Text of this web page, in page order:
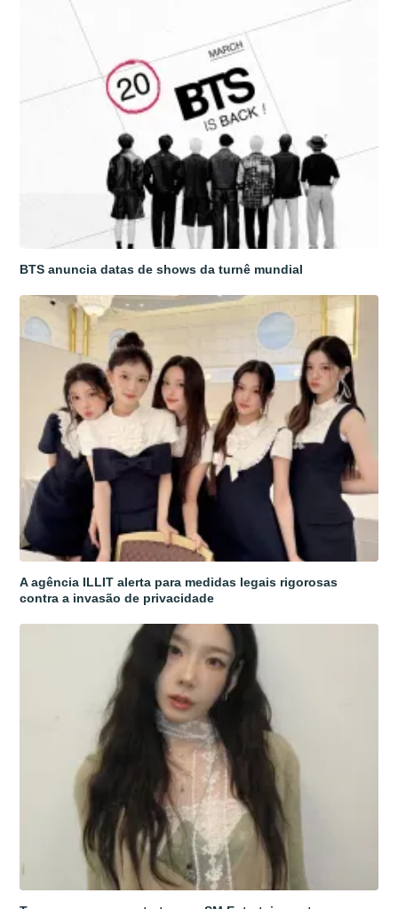
BTS anuncia datas de shows da turnê mundial
A agência ILLIT alerta para medidas legais rigorosas
contra a invasão de privacidade